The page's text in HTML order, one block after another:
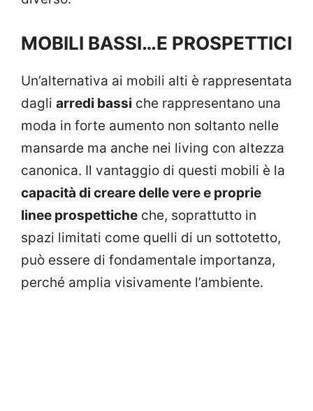
MOBILI BASSI…E PROSPETTICI
Un’alternativa ai mobili alti è rappresentata
dagli arredi bassi che rappresentano una
moda in forte aumento non soltanto nelle
mansarde ma anche nei living con altezza
canonica. Il vantaggio di questi mobili è la
capacità di creare delle vere e proprie
linee prospettiche che, soprattutto in
spazi limitati come quelli di un sottotetto,
può essere di fondamentale importanza,
perché amplia visivamente l’ambiente.